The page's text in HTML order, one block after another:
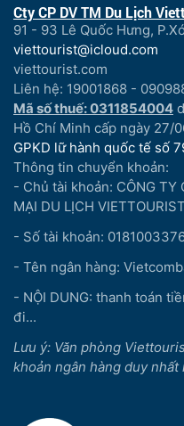
Cty CP DV TM Du Lịch
91 - 93 Lê Quốc Hưng,
viettourist@icloud.com
viettourist.com
Liên hệ: 19001868 -
Mã số thuế: 0311854004
Hồ Chí Minh cấp ngày 27/
GPKD lữ hành quốc tế số
Thông tin chuyển khoản:
- Chủ tài khoản: CÔNG TY
MẠI DU LỊCH VIETTOURIST
- Số tài khoản:
- Tên ngân hàng:
- NỘI DUNG: thanh toán
đi...
Lưu ý: Văn phòng
khoản ngân hàng duy nhất